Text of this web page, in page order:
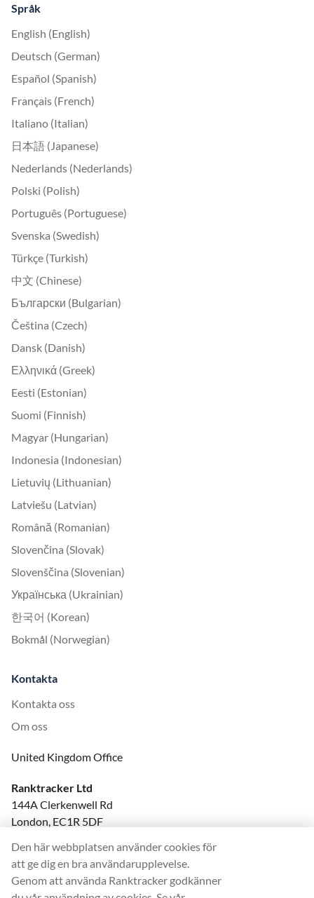
Språk
English (English)
Deutsch (German)
Español (Spanish)
Français (French)
Italiano (Italian)
日本語 (Japanese)
Nederlands (Nederlands)
Polski (Polish)
Português (Portuguese)
Svenska (Swedish)
Türkçe (Turkish)
中文 (Chinese)
Български (Bulgarian)
Čeština (Czech)
Dansk (Danish)
Ελληνικά (Greek)
Eesti (Estonian)
Suomi (Finnish)
Magyar (Hungarian)
Indonesia (Indonesian)
Lietuvių (Lithuanian)
Latviešu (Latvian)
Română (Romanian)
Slovenčina (Slovak)
Slovenščina (Slovenian)
Українська (Ukrainian)
한국어 (Korean)
Bokmål (Norwegian)
Kontakta
Kontakta oss
Om oss
United Kingdom Office
Ranktracker Ltd
144A Clerkenwell Rd
London, EC1R 5DF
felix@ranktracker.com
Den här webbplatsen använder cookies för
att ge dig en bra användarupplevelse.
Genom att använda Ranktracker godkänner